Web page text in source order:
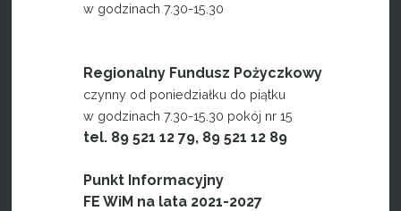
w godzinach 7.30-15.30
Regionalny Fundusz Pożyczkowy
czynny od poniedziałku do piątku
w godzinach 7.30-15.30 pokój nr 15
tel. 89 521 12 79, 89 521 12 89
Punkt Informacyjny
FE WiM na lata 2021-2027